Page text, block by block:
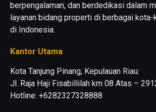
berpengalaman, dan berdedikasi dalam
layanan bidang properti di berbagai
di Indonesia.
Kantor Utama
Kota Tanjung Pinang, Kepulauan Riau:
Jl. Raja Haji Fisabillilah km 08 Atas –
Hotline: +6282327328888